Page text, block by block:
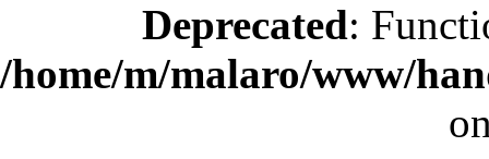
Deprecated:
/home/m/malaro/www/